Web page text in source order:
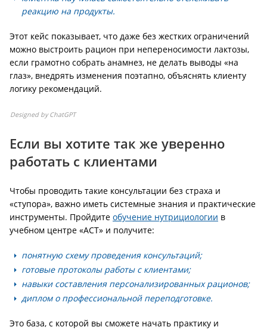
реакцию на продукты.
Этот кейс показывает, что даже без жестких ограничений
можно выстроить рацион при непереносимости лактозы,
если грамотно собрать анамнез, не делать выводы «на
глаз», внедрять изменения поэтапно, объяснять клиенту
логику рекомендаций.
Designed by ChatGPT
Если вы хотите так же уверенно
работать с клиентами
Чтобы проводить такие консультации без страха и
«ступора», важно иметь системные знания и практические
инструменты. Пройдите обучение нутрициологии в
учебном центре «АСТ» и получите:
понятную схему проведения консультаций;
готовые протоколы работы с клиентами;
навыки составления персонализированных рационов;
диплом о профессиональной переподготовке.
Это база, с которой вы сможете начать практику и